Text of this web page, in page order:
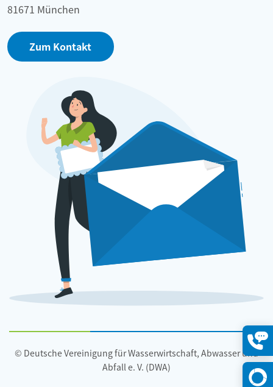
81671 München
Zum Kontakt
© Deutsche Vereinigung für Wasserwirtschaft, Abwasser und
Abfall e. V. (DWA)